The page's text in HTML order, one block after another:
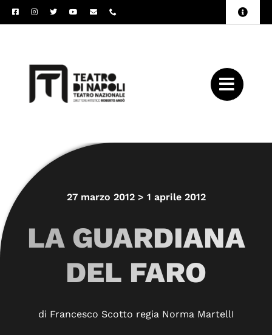
Salta
al
Toggle
27 marzo 2012 > 1 aprile 2012
LA GUARDIANA
DEL FARO
di Francesco Scotto regia Norma MartellI